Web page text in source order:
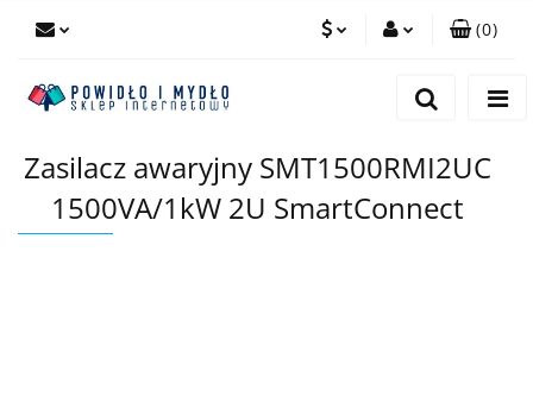
Dodaj zgłoszenie
(0)
Zasilacz awaryjny SMT1500RMI2UC
1500VA/1kW 2U SmartConnect